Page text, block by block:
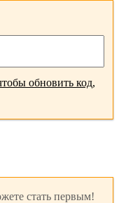
стать первым!